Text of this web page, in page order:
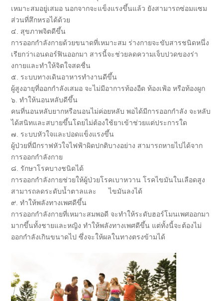
เหมาะสมอยู่เสมอ นอกจากจะแข็งแรงขึ้นแล้ว ยังสามารถซ่อมแซม
ส่วนที่สึกหรอได้ด้วย
๔. สุขภาพจิตดีขึ้น
การออกกำลังกายด้วยขนาดที่เหมาะสม ร่างกายจะขับสารชนิดหนึ่ง
เรียกว่าเอนดอร์ฟินออกมา สารนี้จะช่วยลดความเจ็บปวดของร่า
งกายและทำให้จิตใจสดชื่น
๕. ระบบทางเดินอาหารทำงานดีขึ้น
ผู้สูงอายุที่ออกกำลังเสมอ จะไม่มีอาการท้องอืด ท้องเฟ้อ หรือท้องผูก
๖. ทำให้นอนหลับดีขึ้น
คนที่นอนหลับยากหรือนอนไม่ค่อยหลับ พอได้มีการออกกำลัง จะหลับ
ได้สนิทและสบายขึ้นโดยไม่ต้องใช้ยาเข้าช่วยแต่ประการใด
๗. ระบบหัวใจและปอดแข็งแรงขึ้น
ผู้ป่วยที่มีกราฟหัวใจไฟฟ้าผิดปกติบางอย่าง สามารถหายไปได้จาก
การออกกำลังกาย
๘. รักษาโรคบางชนิดได้
การออกกำลังกายช่วยให้ผู้ป่วยโรคเบาหวาน โรคไขมันในเลือดสูง
สามารถลดระดับน้ำตาลและ ไขมันลงได้
๙. ทำให้พลังทางเพศดีขึ้น
การออกกำลังกายที่เหมาะสมพอดี จะทำให้ระดับฮอร์โมนเพศออกมา
มากขึ้นทั้งชายและหญิง ทำให้พลังทางเพศดีขึ้น แต่ทั้งนี้จะต้องไม่
ออกกำลังเกินขนาดไป ซึ่งจะให้ผลในทางตรงข้ามได้